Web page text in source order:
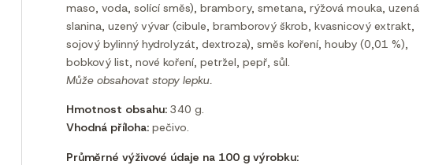
maso, voda, solící směs), brambory, smetana, rýžová mouka, uzená
slanina, uzený vývar (cibule, bramborový škrob, kvasnicový extrakt,
sojový bylinný hydrolyzát, dextroza), směs koření, houby (0,01 %),
bobkový list, nové koření, petržel, pepř, sůl.
Může obsahovat stopy lepku.
Hmotnost obsahu: 340 g.
Vhodná příloha: pečivo.
Průměrné výživové údaje na 100 g výrobku: